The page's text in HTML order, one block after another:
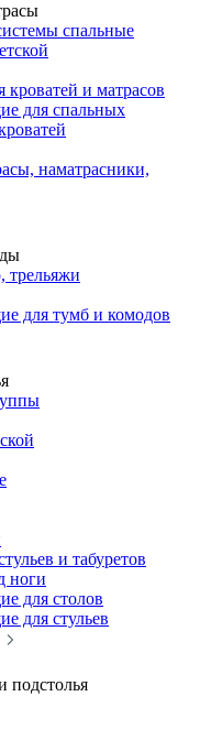
спальные
кроватей и матрасов
для спальных
наматрасники,
для тумб и комодов
и табуретов
ноги
для столов
для стульев